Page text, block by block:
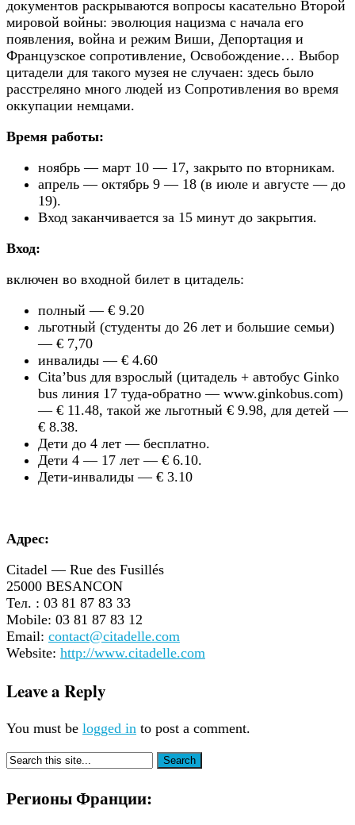
документов раскрываются вопросы касательно Второй
мировой войны: эволюция нацизма с начала его
появления, война и режим Виши, Депортация и
Французское сопротивление, Освобождение… Выбор
цитадели для такого музея не случаен: здесь было
расстреляно много людей из Сопротивления во время
оккупации немцами.
Время работы:
ноябрь — март 10 — 17, закрыто по вторникам.
апрель — октябрь 9 — 18 (в июле и августе — до
19).
Вход заканчивается за 15 минут до закрытия.
Вход:
включен во входной билет в цитадель:
полный — € 9.20
льготный (студенты до 26 лет и большие семьи)
— € 7,70
инвалиды — € 4.60
Cita’bus для взрослый (цитадель + автобус Ginko
bus линия 17 туда-обратно — www.ginkobus.com)
— € 11.48, такой же льготный € 9.98, для детей —
€ 8.38.
Дети до 4 лет — бесплатно.
Дети 4 — 17 лет — € 6.10.
Дети-инвалиды — € 3.10
Адрес:
Citadel — Rue des Fusillés
25000 BESANCON
Тел. : 03 81 87 83 33
Mobile: 03 81 87 83 12
Email: contact@citadelle.com
Website: http://www.citadelle.com
Leave a Reply
You must be logged in to post a comment.
Регионы Франции: